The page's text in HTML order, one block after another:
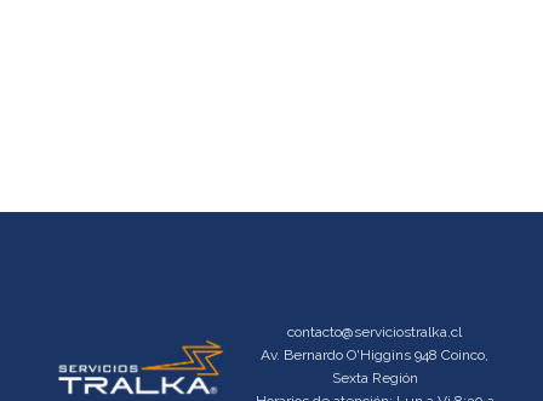
contacto@serviciostralka.cl
Av. Bernardo O'Higgins 948 Coinco,
Sexta Región